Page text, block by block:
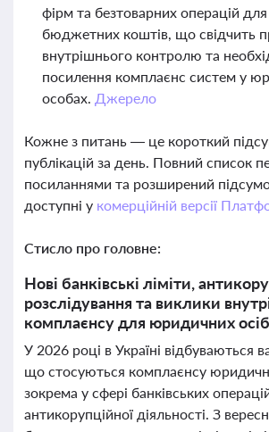
фірм та безтоварних операцій
бюджетних коштів, що свідчить
внутрішнього контролю та
посилення комплаєнс систем у
особах. Джерело
Кожне з питань — це короткий
публікацій за день. Повний список
посиланнями та розширений
доступні у комерційній версії
Стисло про головне:
Нові банківські ліміти,
розслідування та виклики
комплаєнсу для юридичних
У 2026 році в Україні відбуваються
що стосуються комплаєнсу
зокрема у сфері банківських
антикорупційної діяльності. З